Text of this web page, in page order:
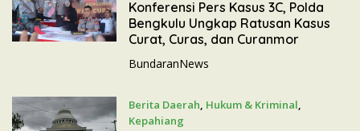
2 Juni 2026
Konferensi Pers Kasus 3C, Polda
Bengkulu Ungkap Ratusan Kasus
Curat, Curas, dan Curanmor
BundaranNews
Berita Daerah, Hukum & Kriminal,
Kepahiang